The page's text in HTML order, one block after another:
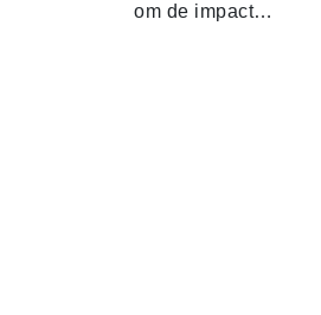
om de impact…